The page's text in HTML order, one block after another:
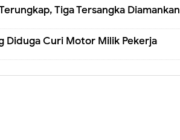
Tiga Tersangka Diamankan
Diduga Curi Motor Milik Pekerja